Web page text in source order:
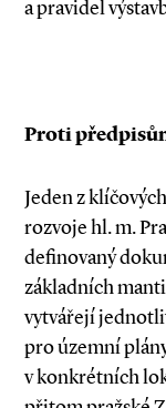
a pravidel
Proti
Jeden z
rozvoje hl. m.
definovaný
základních
vytvářejí
pro územní
v konkrétních